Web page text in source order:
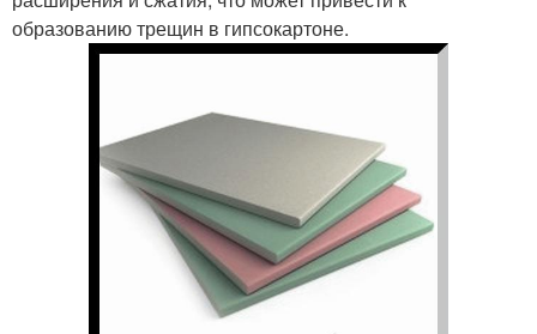
образованию трещин в гипсокартоне.